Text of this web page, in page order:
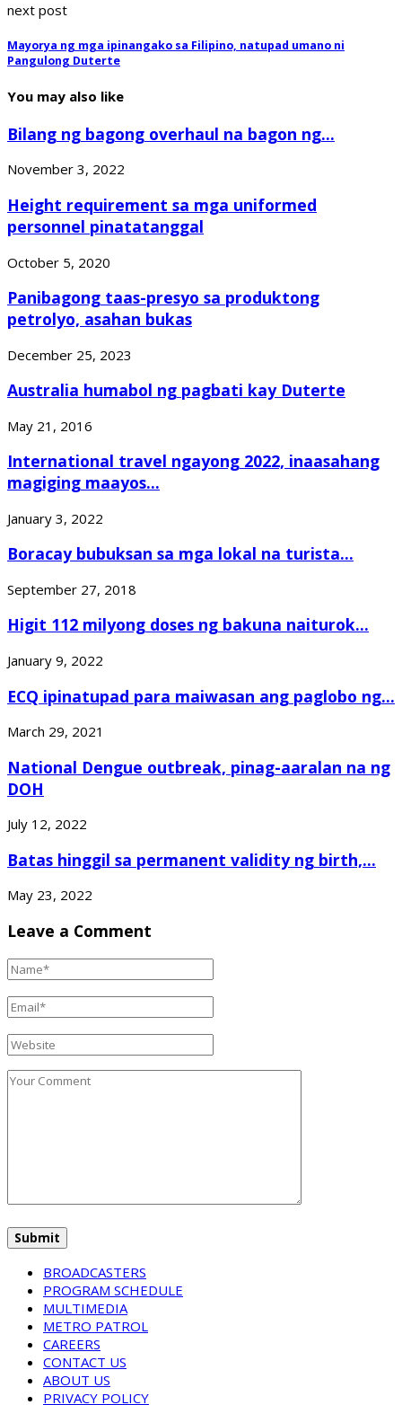
next post
Mayorya ng mga ipinangako sa Filipino, natupad umano ni
Pangulong Duterte
You may also like
Bilang ng bagong overhaul na bagon ng...
November 3, 2022
Height requirement sa mga uniformed
personnel pinatatanggal
October 5, 2020
Panibagong taas-presyo sa produktong
petrolyo, asahan bukas
December 25, 2023
Australia humabol ng pagbati kay Duterte
May 21, 2016
International travel ngayong 2022, inaasahang
magiging maayos...
January 3, 2022
Boracay bubuksan sa mga lokal na turista...
September 27, 2018
Higit 112 milyong doses ng bakuna naiturok...
January 9, 2022
ECQ ipinatupad para maiwasan ang paglobo ng...
March 29, 2021
National Dengue outbreak, pinag-aaralan na ng
DOH
July 12, 2022
Batas hinggil sa permanent validity ng birth,...
May 23, 2022
Leave a Comment
BROADCASTERS
PROGRAM SCHEDULE
MULTIMEDIA
METRO PATROL
CAREERS
CONTACT US
ABOUT US
PRIVACY POLICY